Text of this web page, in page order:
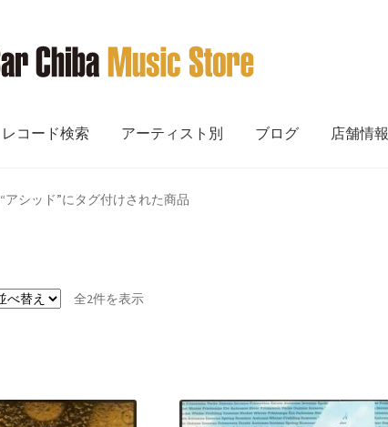
レコード検索 アーティスト別 ブログ 店舗情報
“アシッド”にタグ付けされた商品
全2件を表示新